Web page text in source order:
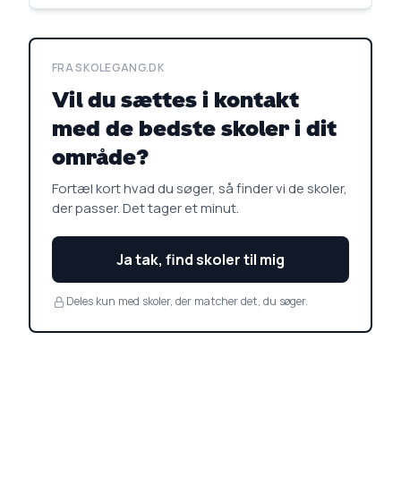
FRA SKOLEGANG.DK
Vil du sættes i kontakt
med de bedste skoler i dit
område?
Fortæl kort hvad du søger, så finder vi de skoler,
der passer. Det tager et minut.
Ja tak, find skoler til mig
Deles kun med skoler, der matcher det, du søger.